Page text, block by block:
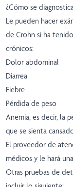
¿Cómo se
Le pueden hacer
de Crohn si ha
crónicos:
Dolor abdominal
Diarrea
Fiebre
Pérdida de peso
Anemia, es decir, la
que se sienta
El proveedor de
médicos y le hará
Otras pruebas de